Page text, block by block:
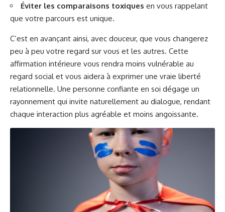
Éviter les comparaisons toxiques en vous rappelant
que votre parcours est unique.
C’est en avançant ainsi, avec douceur, que vous changerez
peu à peu votre regard sur vous et les autres. Cette
affirmation intérieure vous rendra moins vulnérable au
regard social et vous aidera à exprimer une vraie liberté
relationnelle. Une personne confiante en soi dégage un
rayonnement qui invite naturellement au dialogue, rendant
chaque interaction plus agréable et moins angoissante.